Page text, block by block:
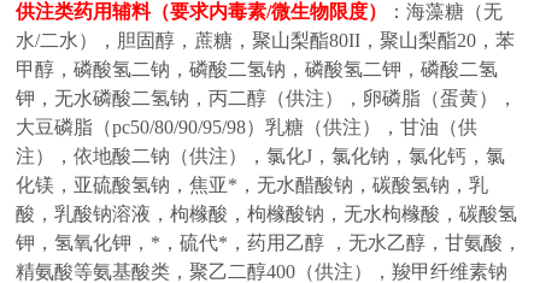
供注类药用辅料（要求内毒素/微生物限度） ：海藻糖（无
水/二水），胆固醇，蔗糖，聚山梨酯80II，聚山梨酯20，苯
甲醇，磷酸氢二钠，磷酸二氢钠，磷酸氢二钾，磷酸二氢
钾，无水磷酸二氢钠，丙二醇（供注），卵磷脂（蛋黄），
大豆磷脂（pc50/80/90/95/98）乳糖（供注），甘油（供
注），依地酸二钠（供注），氯化J，氯化钠，氯化钙，氯
化镁，亚硫酸氢钠，焦亚*，无水醋酸钠，碳酸氢钠，乳
酸，乳酸钠溶液，枸橼酸，枸橼酸钠，无水枸橼酸，碳酸氢
钾，氢氧化钾，*，硫代*，药用乙醇 ，无水乙醇，甘氨酸，
精氨酸等氨基酸类，聚乙二醇400（供注），羧甲纤维素钠